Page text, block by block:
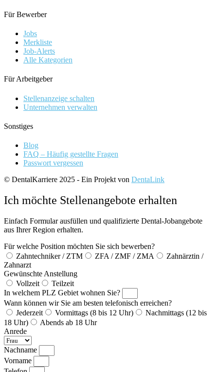
Für Bewerber
Jobs
Merkliste
Job-Alerts
Alle Kategorien
Für Arbeitgeber
Stellenanzeige schalten
Unternehmen verwalten
Sonstiges
Blog
FAQ – Häufig gestellte Fragen
Passwort vergessen
© DentalKarriere 2025 - Ein Projekt von DentaLink
Ich möchte Stellenangebote erhalten
Einfach Formular ausfüllen und qualifizierte Dental-Jobangebote
aus Ihrer Region erhalten.
Für welche Position möchten Sie sich bewerben?
Zahntechniker / ZTM
ZFA / ZMF / ZMA
Zahnärztin /
Zahnarzt
Gewünschte Anstellung
Vollzeit
Teilzeit
In welchem PLZ Gebiet wohnen Sie?
Wann können wir Sie am besten telefonisch erreichen?
Jederzeit
Vormittags (8 bis 12 Uhr)
Nachmittags (12 bis
18 Uhr)
Abends ab 18 Uhr
Anrede
Nachname
Vorname